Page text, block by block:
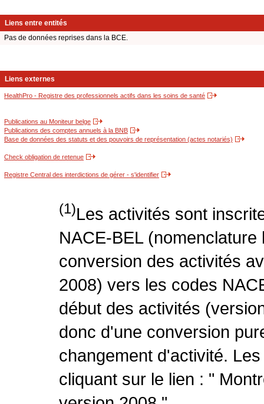
Liens entre entités
Pas de données reprises dans la BCE.
Liens externes
HealthPro - Registre des professionnels actifs dans les soins de santé
Publications au Moniteur belge
Publications des comptes annuels à la BNB
Base de données des statuts et des pouvoirs de représentation (actes notariés)
Check obligation de retenue
Registre Central des interdictions de gérer - s'identifier
(1)Les activités sont
NACE-BEL
conversion des activités
2008) vers les codes
début des activités
donc d'une conversion
changement d'activité.
cliquant sur le lien : "